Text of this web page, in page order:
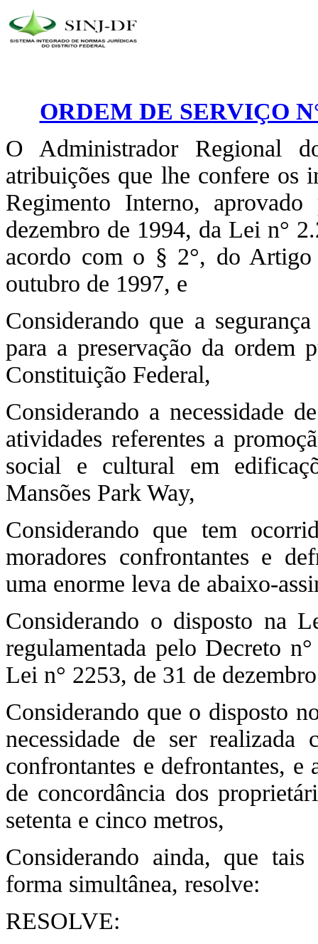
ORDEM DE SERVIÇO
O Administrador Regional
atribuições que lhe confere
Regimento Interno,
dezembro de 1994, da Lei n°
acordo com o § 2°, do
outubro de 1997, e
Considerando que a
para a preservação da ordem
Constituição Federal,
Considerando a necessidade
atividades referentes a
social e cultural em
Mansões Park Way,
Considerando que tem
moradores confrontantes e
uma enorme leva de abaixo-
Considerando o disposto na
regulamentada pelo Decreto
Lei n° 2253, de 31 de
Considerando que o disposto
necessidade de ser realizada
confrontantes e defrontantes, e
de concordância dos
setenta e cinco metros,
Considerando ainda, que
forma simultânea, resolve:
RESOLVE: